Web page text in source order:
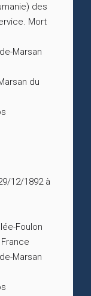
des
Mort
Marsan
du
12/1892 à
Foulon
Marsan